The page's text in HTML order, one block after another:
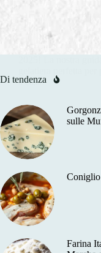
gelatiera perfetta
a casa.
Di tendenza
sulle
Farina